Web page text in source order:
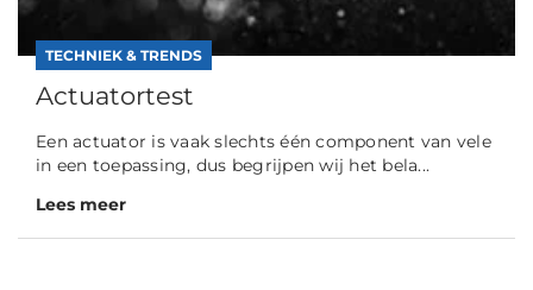
TECHNIEK & TRENDS
Actuatortest
Een actuator is vaak slechts één component van vele
in een toepassing, dus begrijpen wij het bela...
Lees meer